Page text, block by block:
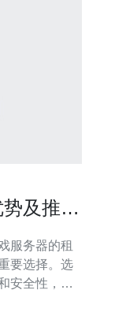
及推荐
服务器的租
要选择。选
安全性，还